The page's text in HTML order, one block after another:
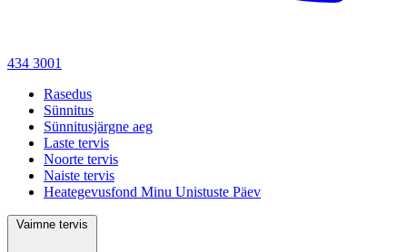
434 3001
Rasedus
Sünnitus
Sünnitusjärgne aeg
Laste tervis
Noorte tervis
Naiste tervis
Heategevusfond Minu Unistuste Päev
Vaimne tervis